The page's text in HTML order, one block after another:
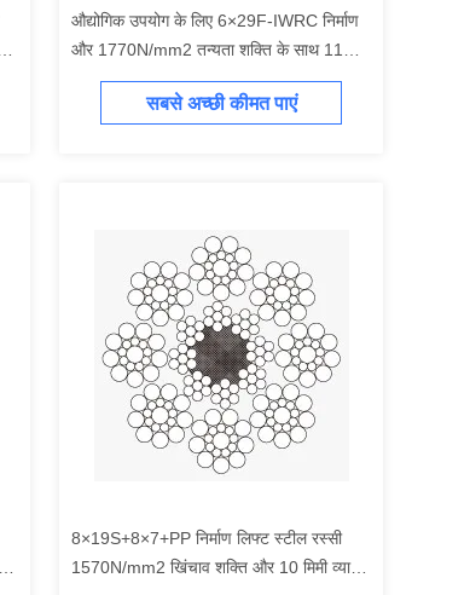
औद्योगिक उपयोग के लिए 6×29F-IWRC निर्माण
और 1770N/mm2 तन्यता शक्ति के साथ 11
मिमी नाममात्र व्यास स्टील वायर रस्सी
सबसे अच्छी कीमत पाएं
8×19S+8×7+PP निर्माण लिफ्ट स्टील रस्सी
1570N/mm2 खिंचाव शक्ति और 10 मिमी व्यास